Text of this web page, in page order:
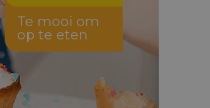
Te mooi om
op te eten